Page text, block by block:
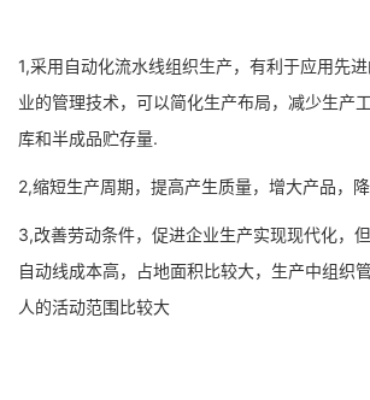
1,采用自动化流水线组织生产，有利于应用先
业的管理技术，可以简化生产布局，减少生产
库和半成品贮存量.
2,缩短生产周期，提高产生质量，增大产品，
3,改善劳动条件，促进企业生产实现现代化，但
自动线成本高，占地面积比较大，生产中组织
人的活动范围比较大